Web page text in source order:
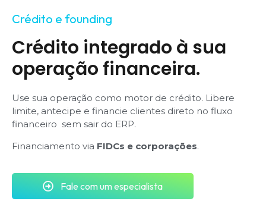
Crédito e founding
Crédito integrado à sua
operação financeira.
Use sua operação como motor de crédito. Libere
limite, antecipe e financie clientes direto no fluxo
financeiro sem sair do ERP.
Financiamento via FIDCs e corporações.
Fale com um especialista